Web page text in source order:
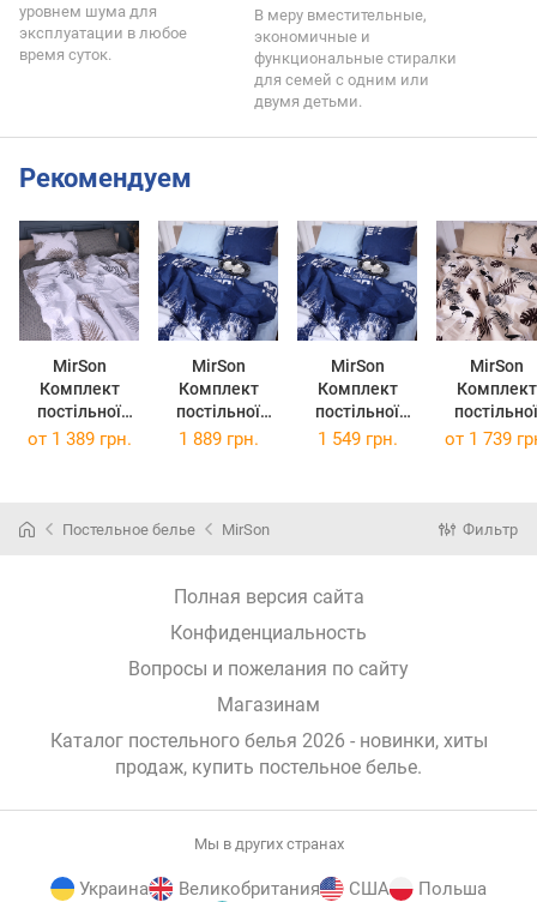
уровнем шума для
эксплуатации в любое
время суток.
В меру вместительные,
экономичные и
функциональные стиралки
для семей с одним или
двумя детьми.
Рекомендуем
MirSon
Комплект
постільної
білизни Бязь
MirSon
Комплект
постільної
білизни Бязь
MirSon
Комплект
постільної
білизни Бязь
MirSon
Комплект
постільної
білизни Бязь
от 1 389 грн. 1 889 грн. 1 549 грн. от 1 739
Постельное белье MirSon Фильтр
Полная версия сайта
Конфиденциальность
Вопросы и пожелания по сайту
Магазинам
Каталог постельного белья 2026 - новинки, хиты
продаж, купить постельное белье.
Мы в других странах
Украина Великобритания США Польша